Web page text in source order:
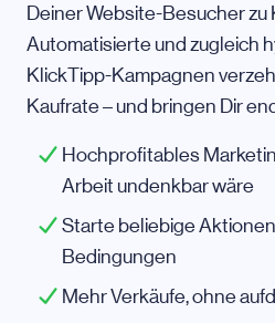
Deiner Website-Besucher zu
Automatisierte und zugleich
KlickTipp-Kampagnen
Kaufrate – und bringen Dir
Hochprofitables
Arbeit undenkbar wäre
Starte beliebige
Bedingungen
Mehr Verkäufe, ohne